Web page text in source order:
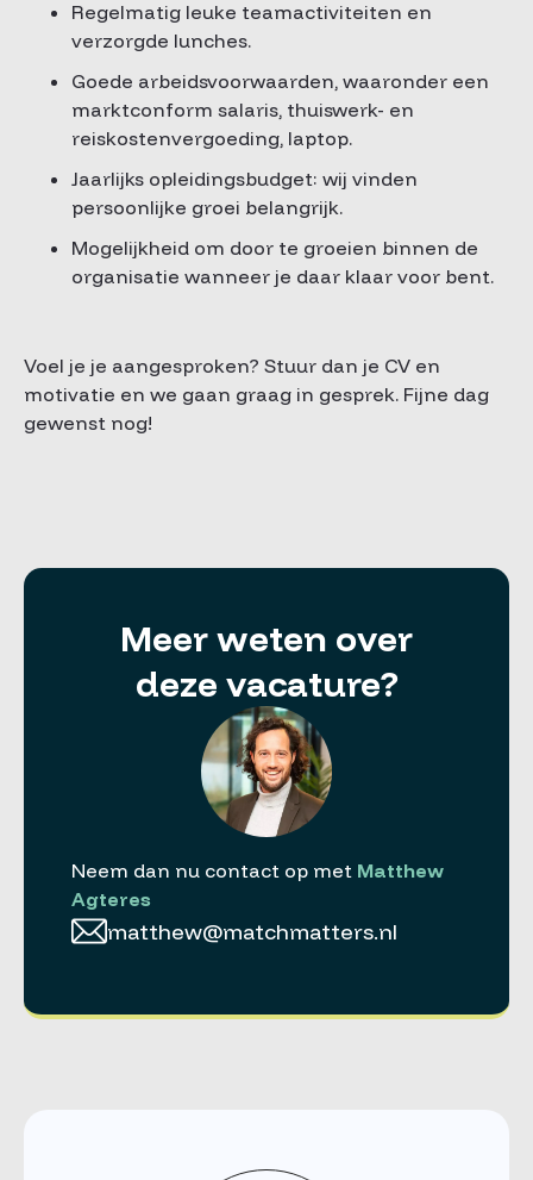
Regelmatig leuke teamactiviteiten en
verzorgde lunches.
Goede arbeidsvoorwaarden, waaronder een
marktconform salaris, thuiswerk- en
reiskostenvergoeding, laptop.
Jaarlijks opleidingsbudget: wij vinden
persoonlijke groei belangrijk.
Mogelijkheid om door te groeien binnen de
organisatie wanneer je daar klaar voor bent.
Voel je je aangesproken? Stuur dan je CV en
motivatie en we gaan graag in gesprek. Fijne dag
gewenst nog!
Meer weten over
deze vacature?
Neem dan nu contact op met Matthew
Agteres
matthew@matchmatters.nl